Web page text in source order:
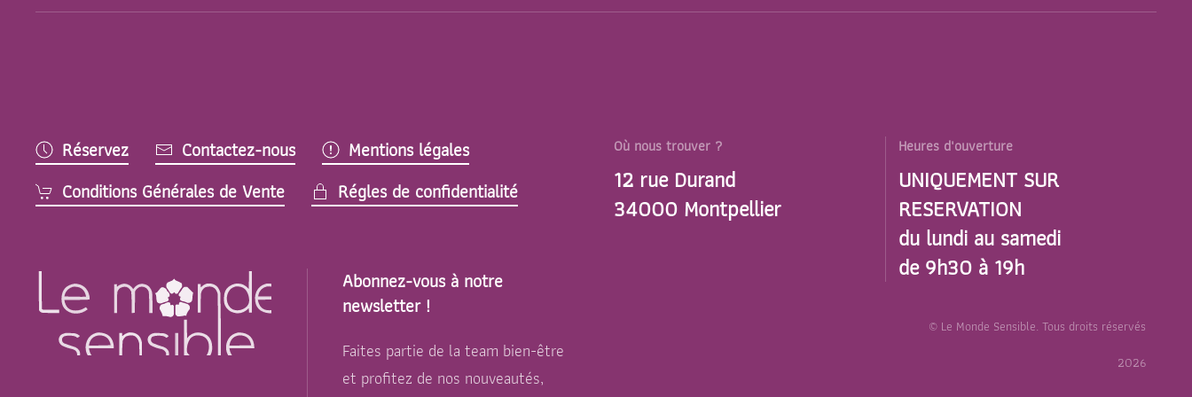
Réservez Contactez-nous
Mentions légales
Conditions Générales de Vente
Régles de confidentialité
Abonnez-vous à notre
newsletter !
Faites partie de la team bien-être
et profitez de nos nouveautés,
Où nous trouver ?
12 rue Durand
34000 Montpellier
Heures d'ouverture
UNIQUEMENT SUR
RESERVATION
du lundi au samedi
de 9h30 à 19h
© Le Monde Sensible. Tous droits réservés
2026